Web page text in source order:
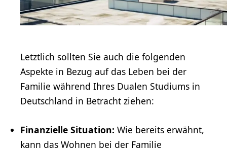
Letztlich sollten Sie auch die folgenden
Aspekte in Bezug auf das Leben bei der
Familie während Ihres Dualen Studiums in
Deutschland in Betracht ziehen:
Finanzielle Situation: Wie bereits erwähnt,
kann das Wohnen bei der Familie